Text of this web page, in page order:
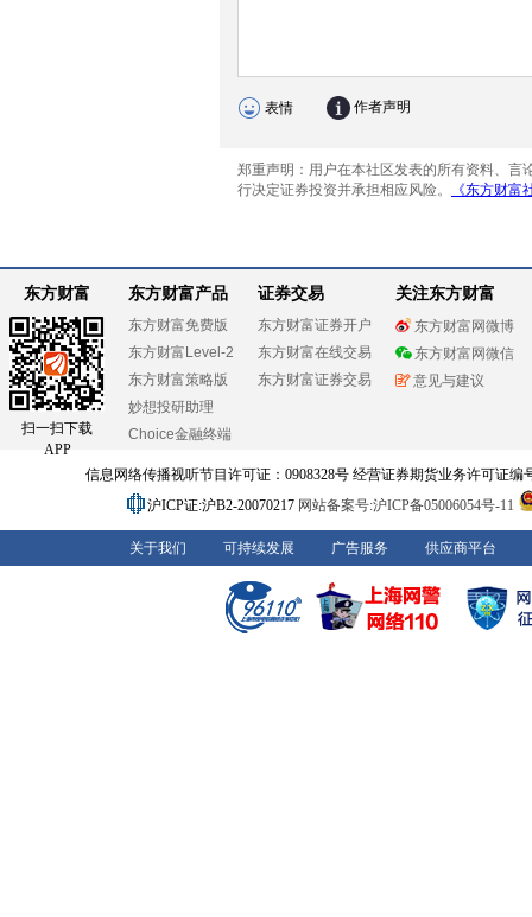
东方财富
扫一扫下载
APP
东方财富产品
东方财富免费版
东方财富Level-2
东方财富策略版
妙想投研助理
Choice金融终端
证券交易
东方财富证券开户
东方财富在线交易
东方财富证券交易
关注东方财富
东方财富网微博
东方财富网微信
意见与建议
信息网络传播视听节目许可证：0908328号 经营证券期货业务许可证编
沪ICP证:沪B2-20070217 网站备案号:沪ICP备05006054号-11
关于我们 可持续发展 广告服务 供应商平台